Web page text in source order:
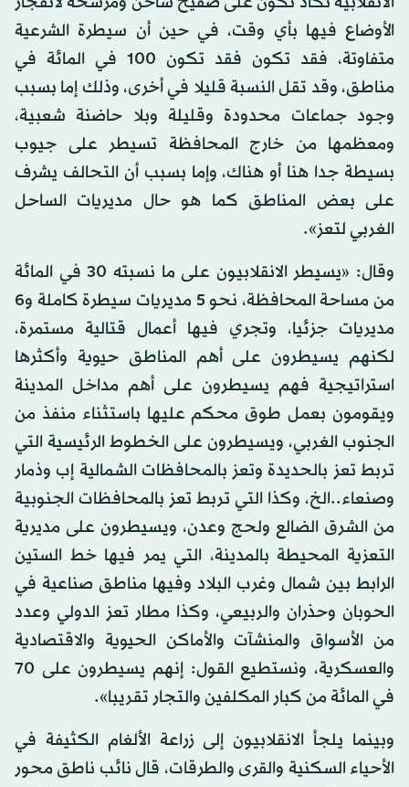
الأوضاع فيها بأي وقت، في حين أن سيطرة الشرعية
متفاوتة، فقد تكون فقد تكون 100 في المائة في
مناطق، وقد تقل النسبة قليلا في أخرى، وذلك إما بسبب
وجود جماعات محدودة وقليلة وبلا حاضنة شعبية،
ومعظمها من خارج المحافظة تسيطر على جيوب
بسيطة جدا هنا أو هناك، وإما بسبب أن التحالف يشرف
على بعض المناطق كما هو حال مديريات الساحل
الغربي لتعز».
وقال: «يسيطر الانقلابيون على ما نسبته 30 في المائة
من مساحة المحافظة، نحو 5 مديريات سيطرة كاملة و6
مديريات جزئيا، وتجري فيها أعمال قتالية مستمرة،
لكنهم يسيطرون على أهم المناطق حيوية وأكثرها
استراتيجية فهم يسيطرون على أهم مداخل المدينة
ويقومون بعمل طوق محكم عليها باستثناء منفذ من
الجنوب الغربي، ويسيطرون على الخطوط الرئيسية التي
تربط تعز بالحديدة وتعز بالمحافظات الشمالية إب وذمار
وصنعاء..الخ، وكذا التي تربط تعز بالمحافظات الجنوبية
من الشرق الضالع ولحج وعدن، ويسيطرون على مديرية
التعزية المحيطة بالمدينة، التي يمر فيها خط الستين
الرابط بين شمال وغرب البلاد وفيها مناطق صناعية في
الحوبان وحذران والربيعي، وكذا مطار تعز الدولي وعدد
من الأسواق والمنشآت والأماكن الحيوية والاقتصادية
والعسكرية، ونستطيع القول: إنهم يسيطرون على 70
في المائة من كبار المكلفين والتجار تقريبا».
وبينما يلجأ الانقلابيون إلى زراعة الألغام الكثيفة في
الأحياء السكنية والقرى والطرقات، قال نائب ناطق محور